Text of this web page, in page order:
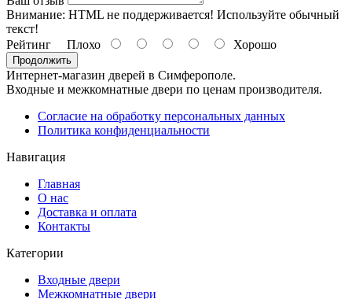
Внимание: HTML не поддерживается! Используйте обычный
текст!
Рейтинг Плохо Хорошо
Продолжить
Интернет-магазин дверей в Симферополе.
Входные и межкомнатные двери по ценам производителя.
Согласие на обработку персональных данных
Политика конфиденциальности
Навигация
Главная
О нас
Доставка и оплата
Контакты
Категории
Входные двери
Межкомнатные двери